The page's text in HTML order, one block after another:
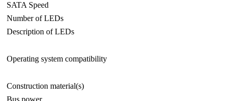
SATA Speed
Number of LEDs
Description of LEDs
Operating system compatibility
Construction material(s)
Bus power